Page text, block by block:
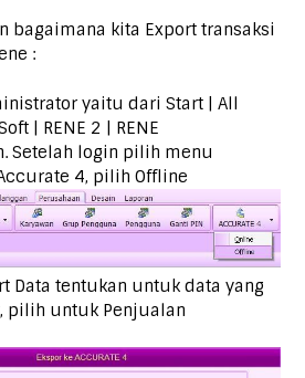
bagaimana kita Export transaksi
:
yaitu dari Start | All
| RENE 2 | RENE
Setelah login pilih menu
4, pilih Offline
Data tentukan untuk data yang
pilih untuk Penjualan